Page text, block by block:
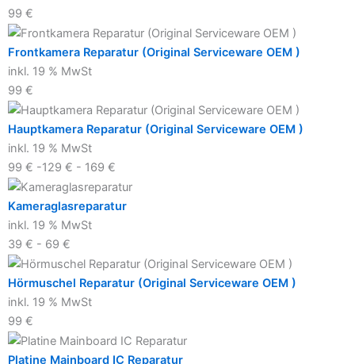
99 €
Frontkamera Reparatur (Original Serviceware OEM )
inkl. 19 % MwSt
99 €
Hauptkamera Reparatur (Original Serviceware OEM )
inkl. 19 % MwSt
99 € -129 € - 169 €
Kameraglasreparatur
inkl. 19 % MwSt
39 € - 69 €
Hörmuschel Reparatur (Original Serviceware OEM )
inkl. 19 % MwSt
99 €
Platine Mainboard IC Reparatur